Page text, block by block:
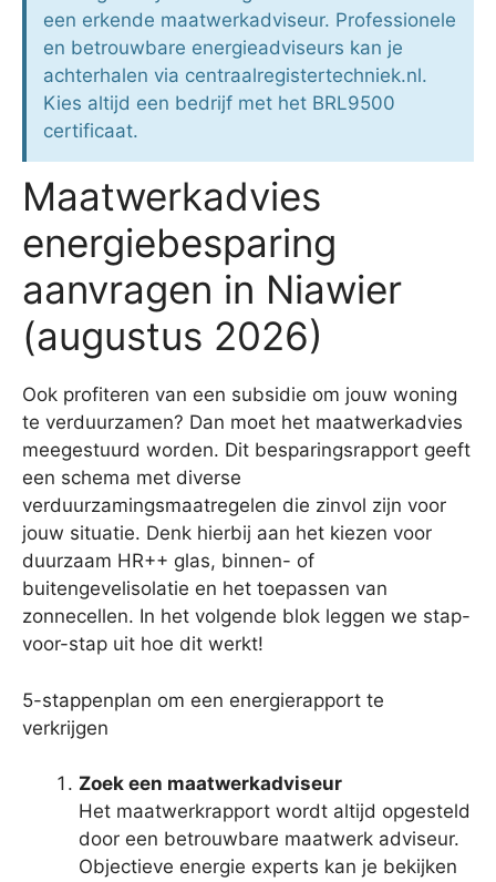
een erkende maatwerkadviseur. Professionele
en betrouwbare energieadviseurs kan je
achterhalen via centraalregistertechniek.nl.
Kies altijd een bedrijf met het BRL9500
certificaat.
Maatwerkadvies
energiebesparing
aanvragen in Niawier
(augustus 2026)
Ook profiteren van een subsidie om jouw woning
te verduurzamen? Dan moet het maatwerkadvies
meegestuurd worden. Dit besparingsrapport geeft
een schema met diverse
verduurzamingsmaatregelen die zinvol zijn voor
jouw situatie. Denk hierbij aan het kiezen voor
duurzaam HR++ glas, binnen- of
buitengevelisolatie en het toepassen van
zonnecellen. In het volgende blok leggen we stap-
voor-stap uit hoe dit werkt!
5-stappenplan om een energierapport te
verkrijgen
Zoek een maatwerkadviseur
Het maatwerkrapport wordt altijd opgesteld
door een betrouwbare maatwerk adviseur.
Objectieve energie experts kan je bekijken